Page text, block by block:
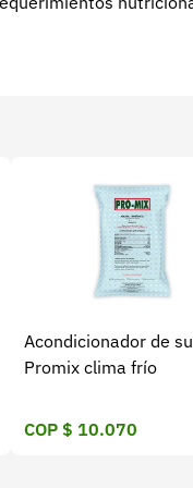
Acondicionador de
Promix clima frío
COP $ 10.070